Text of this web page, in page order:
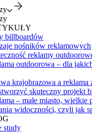
billboardów
nośników reklamowych
reklamy
outdoorowa – dla
krajobrazowa a reklama
skuteczny projekt
– małe miasto, wielkie
widoczności, czyli jak
study